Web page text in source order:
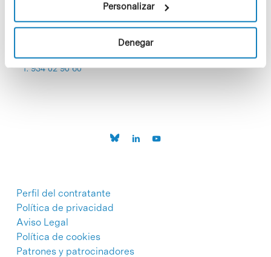
Personalizar
Denegar
C/Baldiri Reixac, 4-12 i 15
08028 Barcelona
T. 934 02 90 60
Perfil del contratante
Política de privacidad
Aviso Legal
Política de cookies
Patrones y patrocinadores